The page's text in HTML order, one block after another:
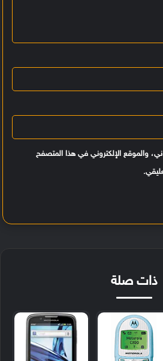
والموقع الإلكتروني في هذا المتصفح
ذات صلة